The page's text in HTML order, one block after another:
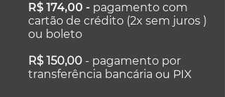
R$ 174,00 - pagamento com
cartão de crédito (2x sem juros )
ou boleto
R$ 150,00 - pagamento por
transferência bancária ou PIX